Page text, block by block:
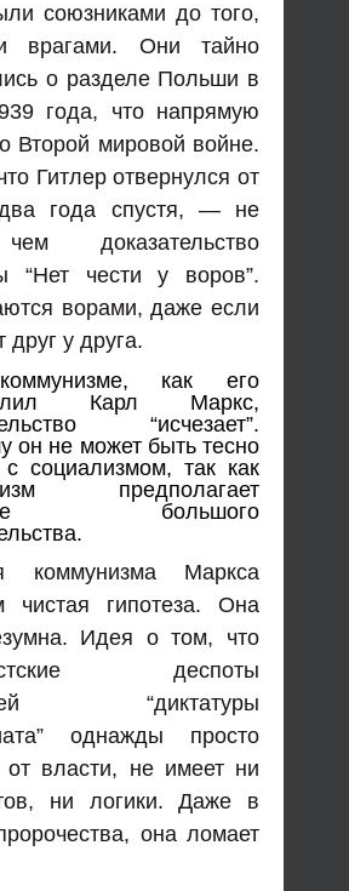
союзниками до того,
врагами. Они тайно
о разделе Польши в
года, что напрямую
Второй мировой войне.
Гитлер отвернулся от
года спустя, — не
доказательство
“Нет чести у воров”.
ворами, даже если
друг у друга.
как его
Карл Маркс,
“исчезает”.
он не может быть тесно
с социализмом, так как
предполагает
большого
коммунизма Маркса
чистая гипотеза. Она
Идея о том, что
деспоты
“диктатуры
однажды просто
от власти, не имеет ни
ни логики. Даже в
она ломает